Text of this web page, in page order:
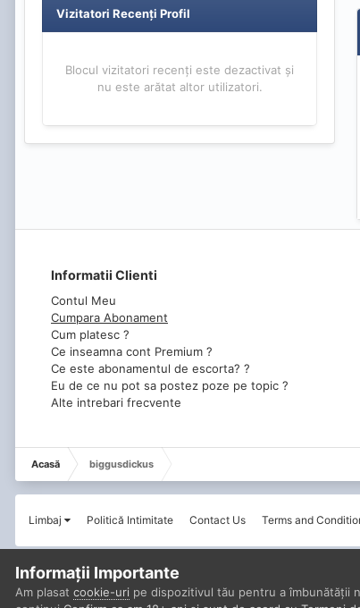
Vizitatori Recenți Profil
Blocul vizitatori recenți este dezactivat și
nu este arătat altor utilizatori.
Informatii Clienti
Contul Meu
Cumpara Abonament
Cum platesc ?
Ce inseamna cont Premium ?
Ce este abonamentul de escorta? ?
Eu de ce nu pot sa postez poze pe topic ?
Alte intrebari frecvente
Acasă biggusdickus
Limbaj Politică Intimitate Contact Us Terms and
Informații Importante
Am plasat cookie-uri pe dispozitivul tău pentru a îmbunătății